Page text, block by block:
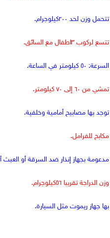
تتحمل وزن لحد ٢٠٠كيلوجرام.
تتسع لركوب ٣اطفال مع السائق.
السرعة:
تمشي من ٦٠ إلى ٧٠ كيلومتر.
توجد بها مصابيح أمامية وخلفية.
مكابح للفرامل.
مدعومة بجهاز إنذار ضد السرقة أو
وزن الدراجة تقريبا ٥٦كيلوجرام .
بها جهاز ريموت مثل السيارة.